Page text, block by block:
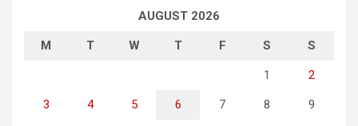
AUGUST 2026
M T W T F S S
1 2
3 4 5 6 7 8 9